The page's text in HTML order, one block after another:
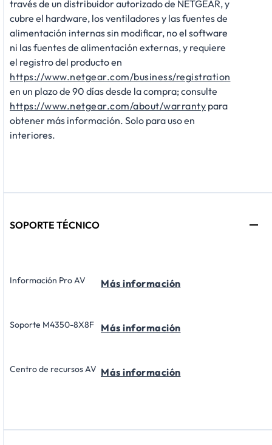
través de un distribuidor autorizado de NETGEAR, y
cubre el hardware, los ventiladores y las fuentes de
alimentación internas sin modificar, no el software
ni las fuentes de alimentación externas, y requiere
el registro del producto en
https://www.netgear.com/business/registration
en un plazo de 90 días desde la compra; consulte
https://www.netgear.com/about/warranty para
obtener más información. Solo para uso en
interiores.
SOPORTE TÉCNICO
Información Pro AV Más información
Soporte M4350-8X8F Más información
Centro de recursos AV Más información